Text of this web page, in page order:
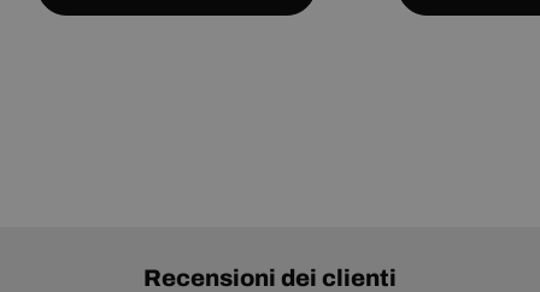
Recensioni dei clienti